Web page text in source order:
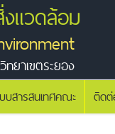
แวดล้อม
ยาเขตระยอง
บสารสนเทศคณะ ติดต่